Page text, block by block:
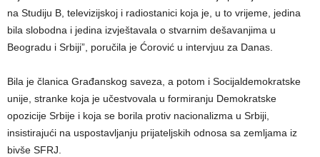
na Studiju B, televizijskoj i radiostanici koja je, u to vrijeme, jedina
bila slobodna i jedina izvještavala o stvarnim dešavanjima u
Beogradu i Srbiji”, poručila je Ćorović u intervjuu za Danas.
Bila je članica Građanskog saveza, a potom i Socijaldemokratske
unije, stranke koja je učestvovala u formiranju Demokratske
opozicije Srbije i koja se borila protiv nacionalizma u Srbiji,
insistirajući na uspostavljanju prijateljskih odnosa sa zemljama iz
bivše SFRJ.